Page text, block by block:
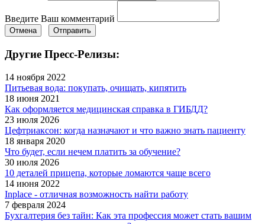
Введите Ваш комментарий
Отмена Отправить
Другие Пресс-Релизы:
14 ноября 2022
Питьевая вода: покупать, очищать, кипятить
18 июня 2021
Как оформляется медицинская справка в ГИБДД?
23 июля 2026
Цефтриаксон: когда назначают и что важно знать пациенту
18 января 2020
Что будет, если нечем платить за обучение?
30 июля 2026
10 деталей прицепа, которые ломаются чаще всего
14 июня 2022
Inplace - отличная возможность найти работу
7 февраля 2024
Бухгалтерия без тайн: Как эта профессия может стать вашим